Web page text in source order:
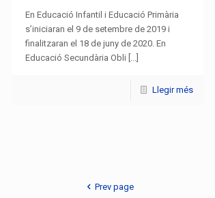
En Educació Infantil i Educació Primària
s’iniciaran el 9 de setembre de 2019 i
finalitzaran el 18 de juny de 2020. En
Educació Secundària Obli [...]
Llegir més
Prev page